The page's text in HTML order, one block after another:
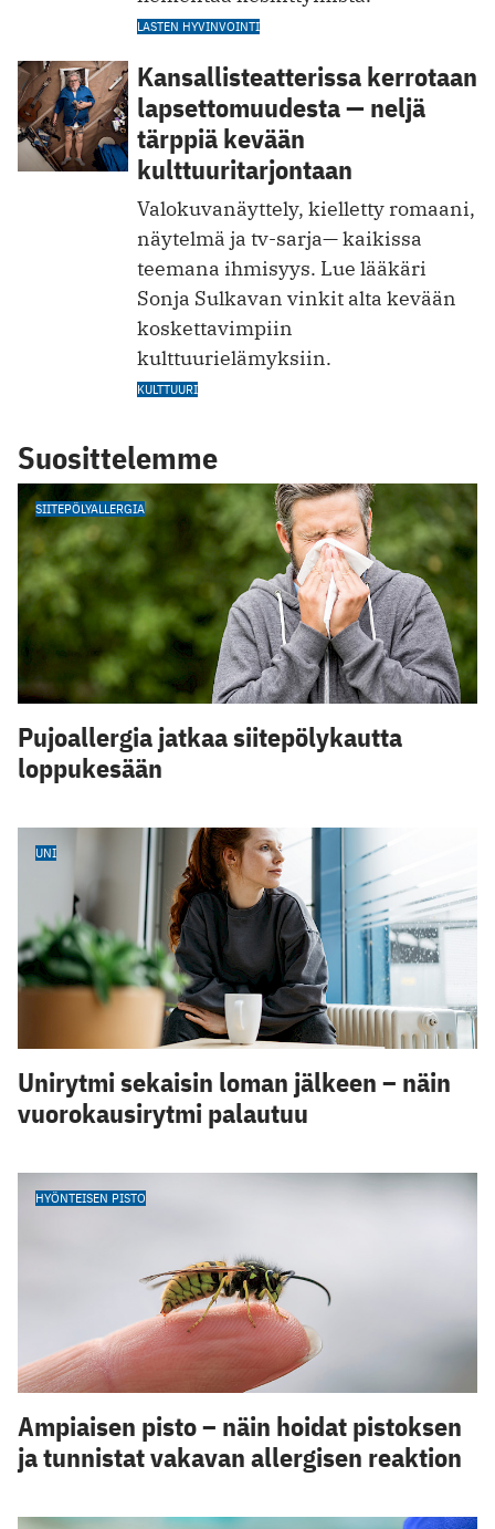
LASTEN HYVINVOINTI
Kansallisteatterissa kerrotaan
lapsettomuudesta ­­— neljä
tärppiä kevään
kulttuuritarjontaan
Valokuvanäyttely, k ielletty romaani,
näytelmä ja tv-sarja— kaikissa
teemana ihmisyys. Lue lääkäri
Sonja Sulkavan vinkit alta kevään
koskettavimpiin
kulttuurielämyksiin.
KULTTUURI
Suosittelemme
SIITEPÖLYALLERGIA
Pujoallergia jatkaa siitepölykautta
loppukesään
UNI
Unirytmi sekaisin loman jälkeen – näin
vuorokausirytmi palautuu
HYÖNTEISEN PISTO
Ampiaisen pisto – näin hoidat pistoksen
ja tunnistat vakavan allergisen reaktion